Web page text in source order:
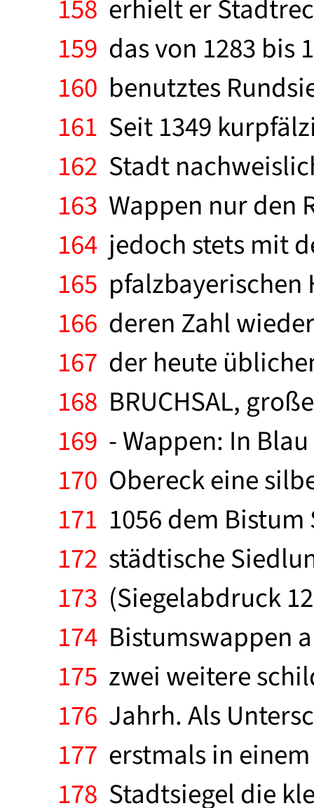
158 erhielt er
159 das von 1283 bis
160 benutztes
161 Seit 1349
162 Stadt
163 Wappen nur den
164 jedoch stets mit
165 pfalzbayerischen
166 deren Zahl
167 der heute
168 BRUCHSAL,
169 - Wappen: In
170 Obereck eine
171 1056 dem
172 städtische
173 (Siegelabdruck
174 Bistumswappen
175 zwei weitere
176 Jahrh. Als
177 erstmals in
178 Stadtsiegel die